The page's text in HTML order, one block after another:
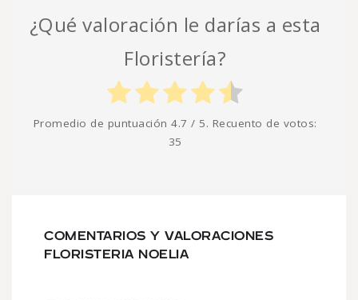
¿Qué valoración le darías a esta
Floristería?
Promedio de puntuación 4.7 / 5. Recuento de votos:
35
COMENTARIOS Y VALORACIONES
FLORISTERIA NOELIA